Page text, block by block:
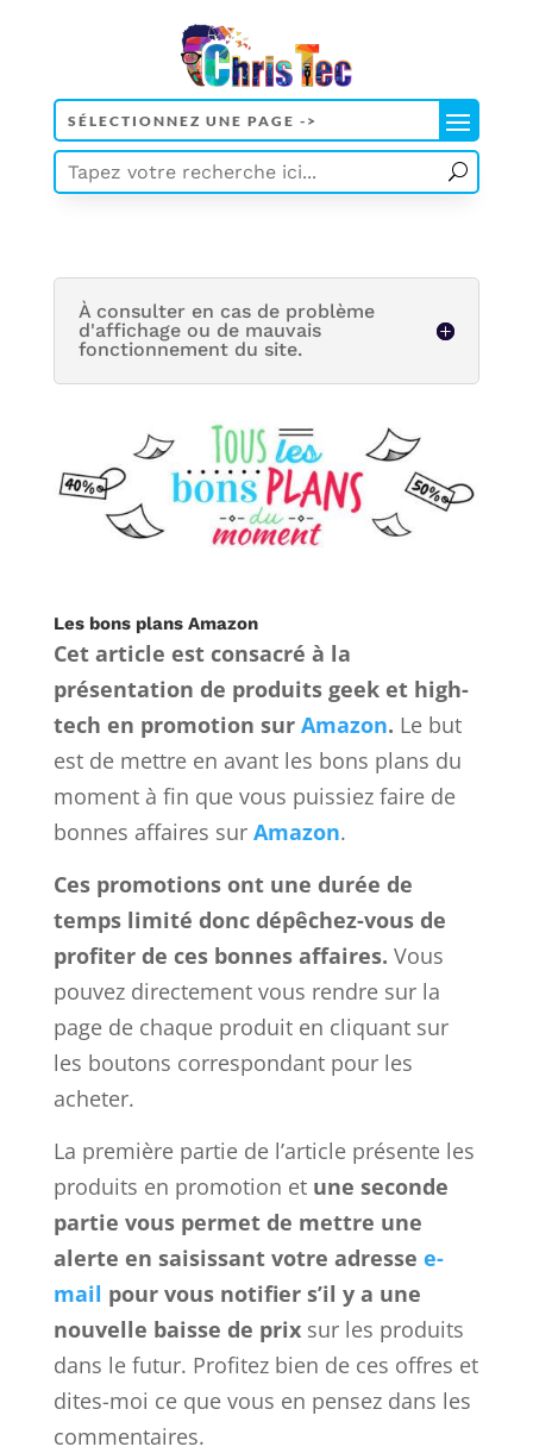
À consulter en cas de problème
d'affichage ou de mauvais
fonctionnement du site.
Les bons plans Amazon
Cet article est consacré à la
présentation de produits geek et high-
tech en promotion sur Amazon. Le but
est de mettre en avant les bons plans du
moment à fin que vous puissiez faire de
bonnes affaires sur Amazon.
Ces promotions ont une durée de
temps limité donc dépêchez-vous de
profiter de ces bonnes affaires. Vous
pouvez directement vous rendre sur la
page de chaque produit en cliquant sur
les boutons correspondant pour les
acheter.
La première partie de l’article présente les
produits en promotion et une seconde
partie vous permet de mettre une
alerte en saisissant votre adresse e-
mail pour vous notifier s’il y a une
nouvelle baisse de prixsur les produits
dans le futur. Profitez bien de ces offres et
dites-moi ce que vous en pensez dans les
commentaires.